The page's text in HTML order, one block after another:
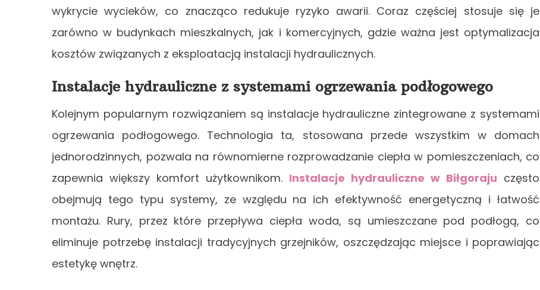
wykrycie wycieków, co znacząco redukuje ryzyko awarii. Coraz częściej stosuje się je
zarówno w budynkach mieszkalnych, jak i komercyjnych, gdzie ważna jest optymalizacja
kosztów związanych z eksploatacją instalacji hydraulicznych.
Instalacje hydrauliczne z systemami ogrzewania podłogowego
Kolejnym popularnym rozwiązaniem są instalacje hydrauliczne zintegrowane z systemami
ogrzewania podłogowego. Technologia ta, stosowana przede wszystkim w domach
jednorodzinnych, pozwala na równomierne rozprowadzanie ciepła w pomieszczeniach, co
zapewnia większy komfort użytkownikom. Instalacje hydrauliczne w Biłgoraju często
obejmują tego typu systemy, ze względu na ich efektywność energetyczną i łatwość
montażu. Rury, przez które przepływa ciepła woda, są umieszczane pod podłogą, co
eliminuje potrzebę instalacji tradycyjnych grzejników, oszczędzając miejsce i poprawiając
estetykę wnętrz.